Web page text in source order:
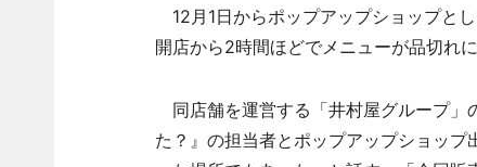
12月1日からポップアップショップと
開店から2時間ほどでメニューが品切れ
同店舗を運営する「井村屋グループ」
た？』の担当者とポップアップショッ